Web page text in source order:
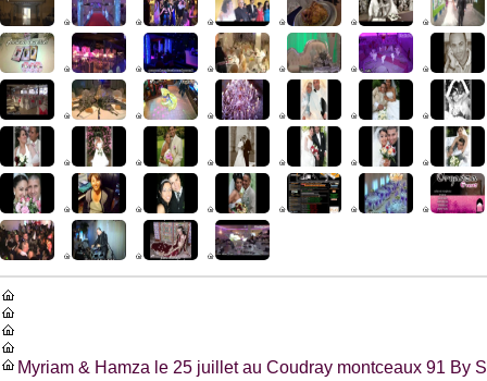
Myriam & Hamza le 25 juillet au Coudray montceaux 91 By